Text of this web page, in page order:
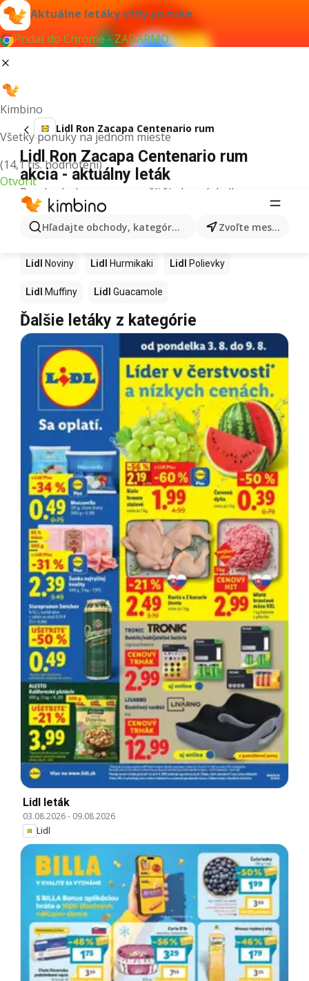
Aktuálne letáky vždy po ruke
Pridať do Chrome - ZADARMO
Kimbino
Všetky ponuky na jednom mieste
(14,1 tis. hodnotení)
Otvoriť
Hľadajte obchody, kategórie, produkty... Zvoľte mesto
Lidl Ron Zacapa Centenario rum
Lidl Ron Zacapa Centenario rum
akcia - aktuálny leták
Pre daný výraz sme nenašli žiadne výsledky.
Ďalšie produkty v obchodoch Lidl
Lidl Kapor Ashwagandha Nintendo Switch
Lidl Noviny Lidl Hurmikaki Lidl Polievky
Lidl Muffiny Lidl Guacamole
Ďalšie letáky z kategórie
Lidl leták
03.08.2026- 09.08.2026
Lidl